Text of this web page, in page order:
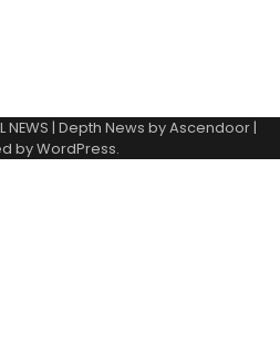
NEWS | Depth News byAscendoor|
byWordPress.